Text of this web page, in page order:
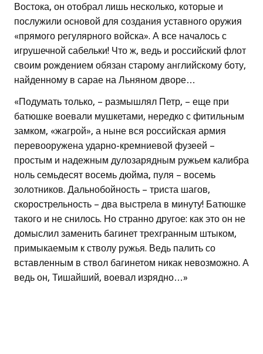
Востока, он отобрал лишь несколько, которые и
послужили основой для создания уставного оружия
«прямого регулярного войска». А все началось с
игрушечной сабельки! Что ж, ведь и российский флот
своим рождением обязан старому английскому боту,
найденному в сарае на Льняном дворе…
«Подумать только, – размышлял Петр, – еще при
батюшке воевали мушкетами, нередко с фитильным
замком, «жагрой», а ныне вся российская армия
перевооружена ударно-кремниевой фузеей –
простым и надежным дулозарядным ружьем калибра
ноль семьдесят восемь дюйма, пуля – восемь
золотников. Дальнобойность – триста шагов,
скорострельность – два выстрела в минуту! Батюшке
такого и не снилось. Но странно другое: как это он не
домыслил заменить багинет трехгранным штыком,
примыкаемым к стволу ружья. Ведь палить со
вставленным в ствол багинетом никак невозможно. А
ведь он, Тишайший, воевал изрядно…»